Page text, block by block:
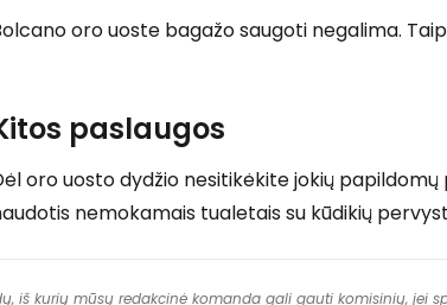
oro uoste bagažo saugoti negalima.
paslaugos
oro uosto dydžio nesitikėkite jokių
nemokamais tualetais su kūdikių
iš kurių mūsų redakcinė komanda gali gauti komisinių, jei